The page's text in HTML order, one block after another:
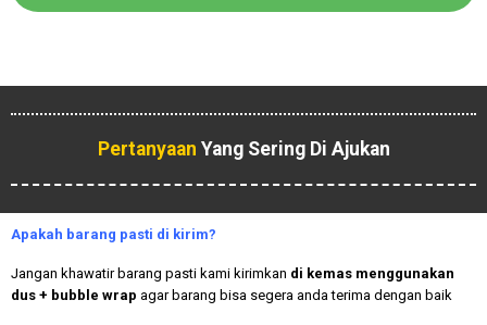
Pertanyaan Yang Sering Di Ajukan
Apakah barang pasti di kirim?
Jangan khawatir barang pasti kami kirimkan di kemas menggunakan
dus + bubble wrap agar barang bisa segera anda terima dengan baik